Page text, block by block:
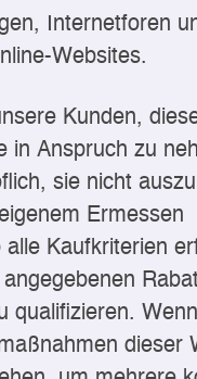
Internetforen
Websites.
Kunden,
in Anspruch zu
sie nicht
Ermessen
Kaufkriterien
qualifizieren.
dieser